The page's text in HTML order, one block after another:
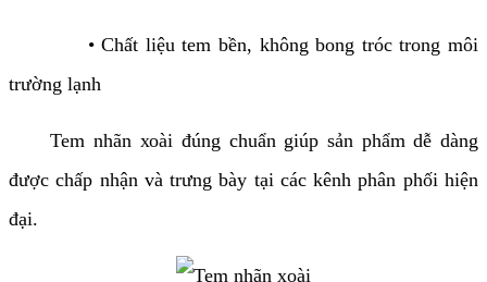
• Chất liệu tem bền, không bong tróc trong môi
trường lạnh
Tem nhãn xoài đúng chuẩn giúp sản phẩm dễ dàng
được chấp nhận và trưng bày tại các kênh phân phối hiện
đại.